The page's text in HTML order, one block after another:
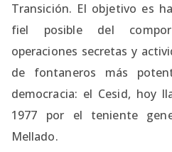
Transición. El objetivo es
fiel posible del
operaciones secretas y
de fontaneros más
democracia: el Cesid, hoy
1977 por el teniente
Mellado.